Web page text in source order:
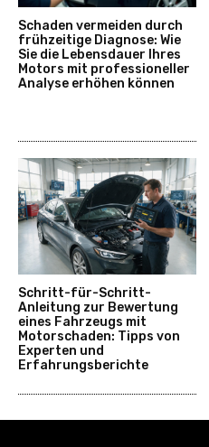
Schaden vermeiden durch
frühzeitige Diagnose: Wie
Sie die Lebensdauer Ihres
Motors mit professioneller
Analyse erhöhen können
Schritt-für-Schritt-
Anleitung zur Bewertung
eines Fahrzeugs mit
Motorschaden: Tipps von
Experten und
Erfahrungsberichte